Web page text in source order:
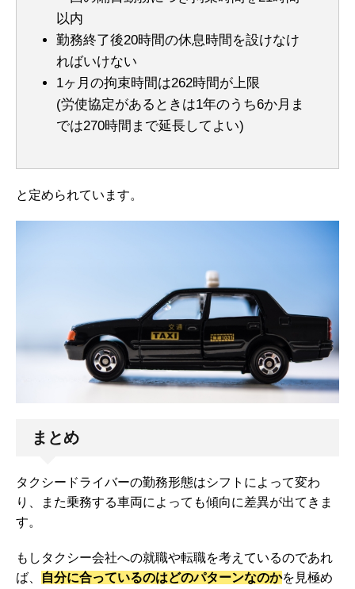
以内
勤務終了後20時間の休息時間を設けなけ
ればいけない
1ヶ月の拘束時間は262時間が上限
(労使協定があるときは1年のうち6か月ま
では270時間まで延長してよい)
と定められています。
まとめ
タクシードライバーの勤務形態はシフトによって変わ
り、また乗務する車両によっても傾向に差異が出てきま
す。
もしタクシー会社への就職や転職を考えているのであれ
ば、
自分に合っているのはどのパターンなのかを見極め